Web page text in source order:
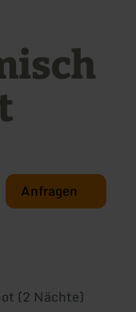
Anfragen
(2 Nächte)